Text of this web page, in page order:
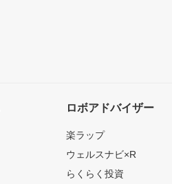
ロボアドバイザー
楽ラップ
ウェルスナビ×R
らくらく投資